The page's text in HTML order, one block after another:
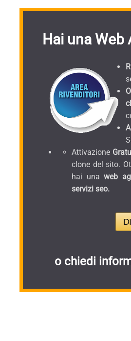
Hai una Web
Attivazione
clone del sito.
hai una web
servizi seo.
o chiedi